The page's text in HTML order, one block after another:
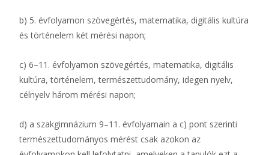
b) 5. évfolyamon szövegértés, matematika, digitális kultúra
és történelem két mérési napon;
c) 6–11. évfolyamon szövegértés, matematika, digitális
kultúra, történelem, természettudomány, idegen nyelv,
célnyelv három mérési napon;
d) a szakgimnázium 9–11. évfolyamain a c) pont szerinti
természettudományos mérést csak azokon az